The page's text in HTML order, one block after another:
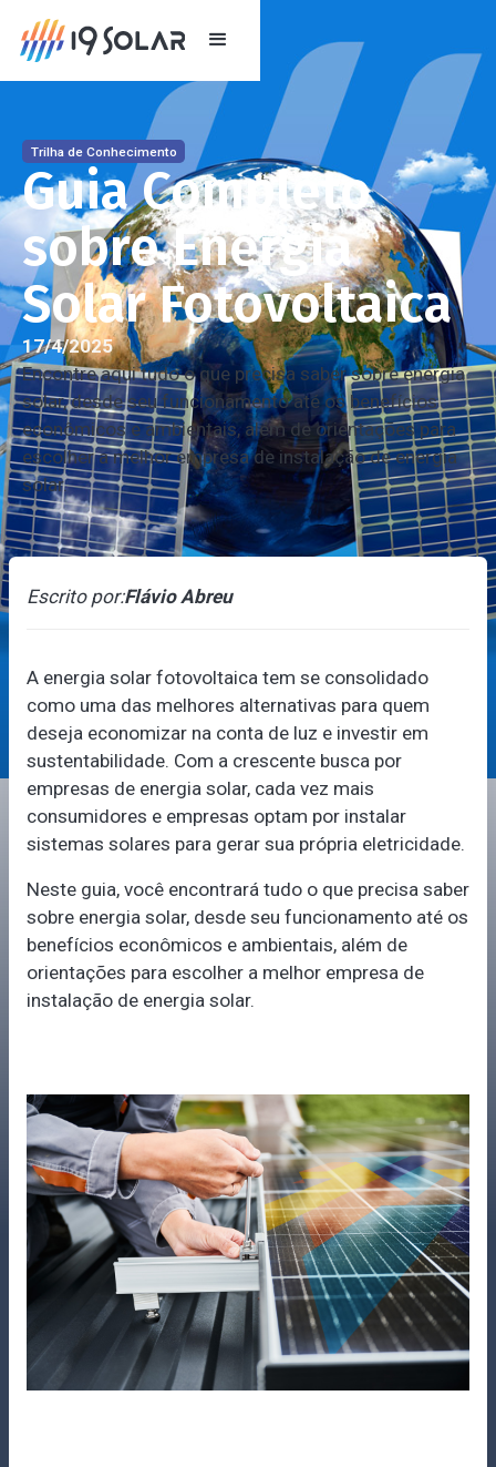
Trilha de Conhecimento
Guia Completo
sobre Energia
Solar Fotovoltaica
17/4/2025
Encontre aqui tudo o que precisa saber sobre energia
solar, desde seu funcionamento até os benefícios
econômicos e ambientais, além de orientações para
escolher a melhor empresa de instalação de energia
solar.
Escrito por:Flávio Abreu
A energia solar fotovoltaica tem se consolidado
como uma das melhores alternativas para quem
deseja economizar na conta de luz e investir em
sustentabilidade. Com a crescente busca por
empresas de energia solar, cada vez mais
consumidores e empresas optam por instalar
sistemas solares para gerar sua própria eletricidade.
Neste guia, você encontrará tudo o que precisa saber
sobre energia solar, desde seu funcionamento até os
benefícios econômicos e ambientais, além de
orientações para escolher a melhor empresa de
instalação de energia solar.